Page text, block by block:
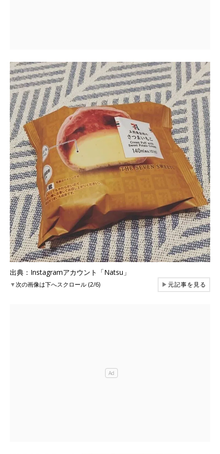
出典：Instagramアカウント「Natsu」
▼次の画像は下へスクロール (2/6) ▶元記事を見る